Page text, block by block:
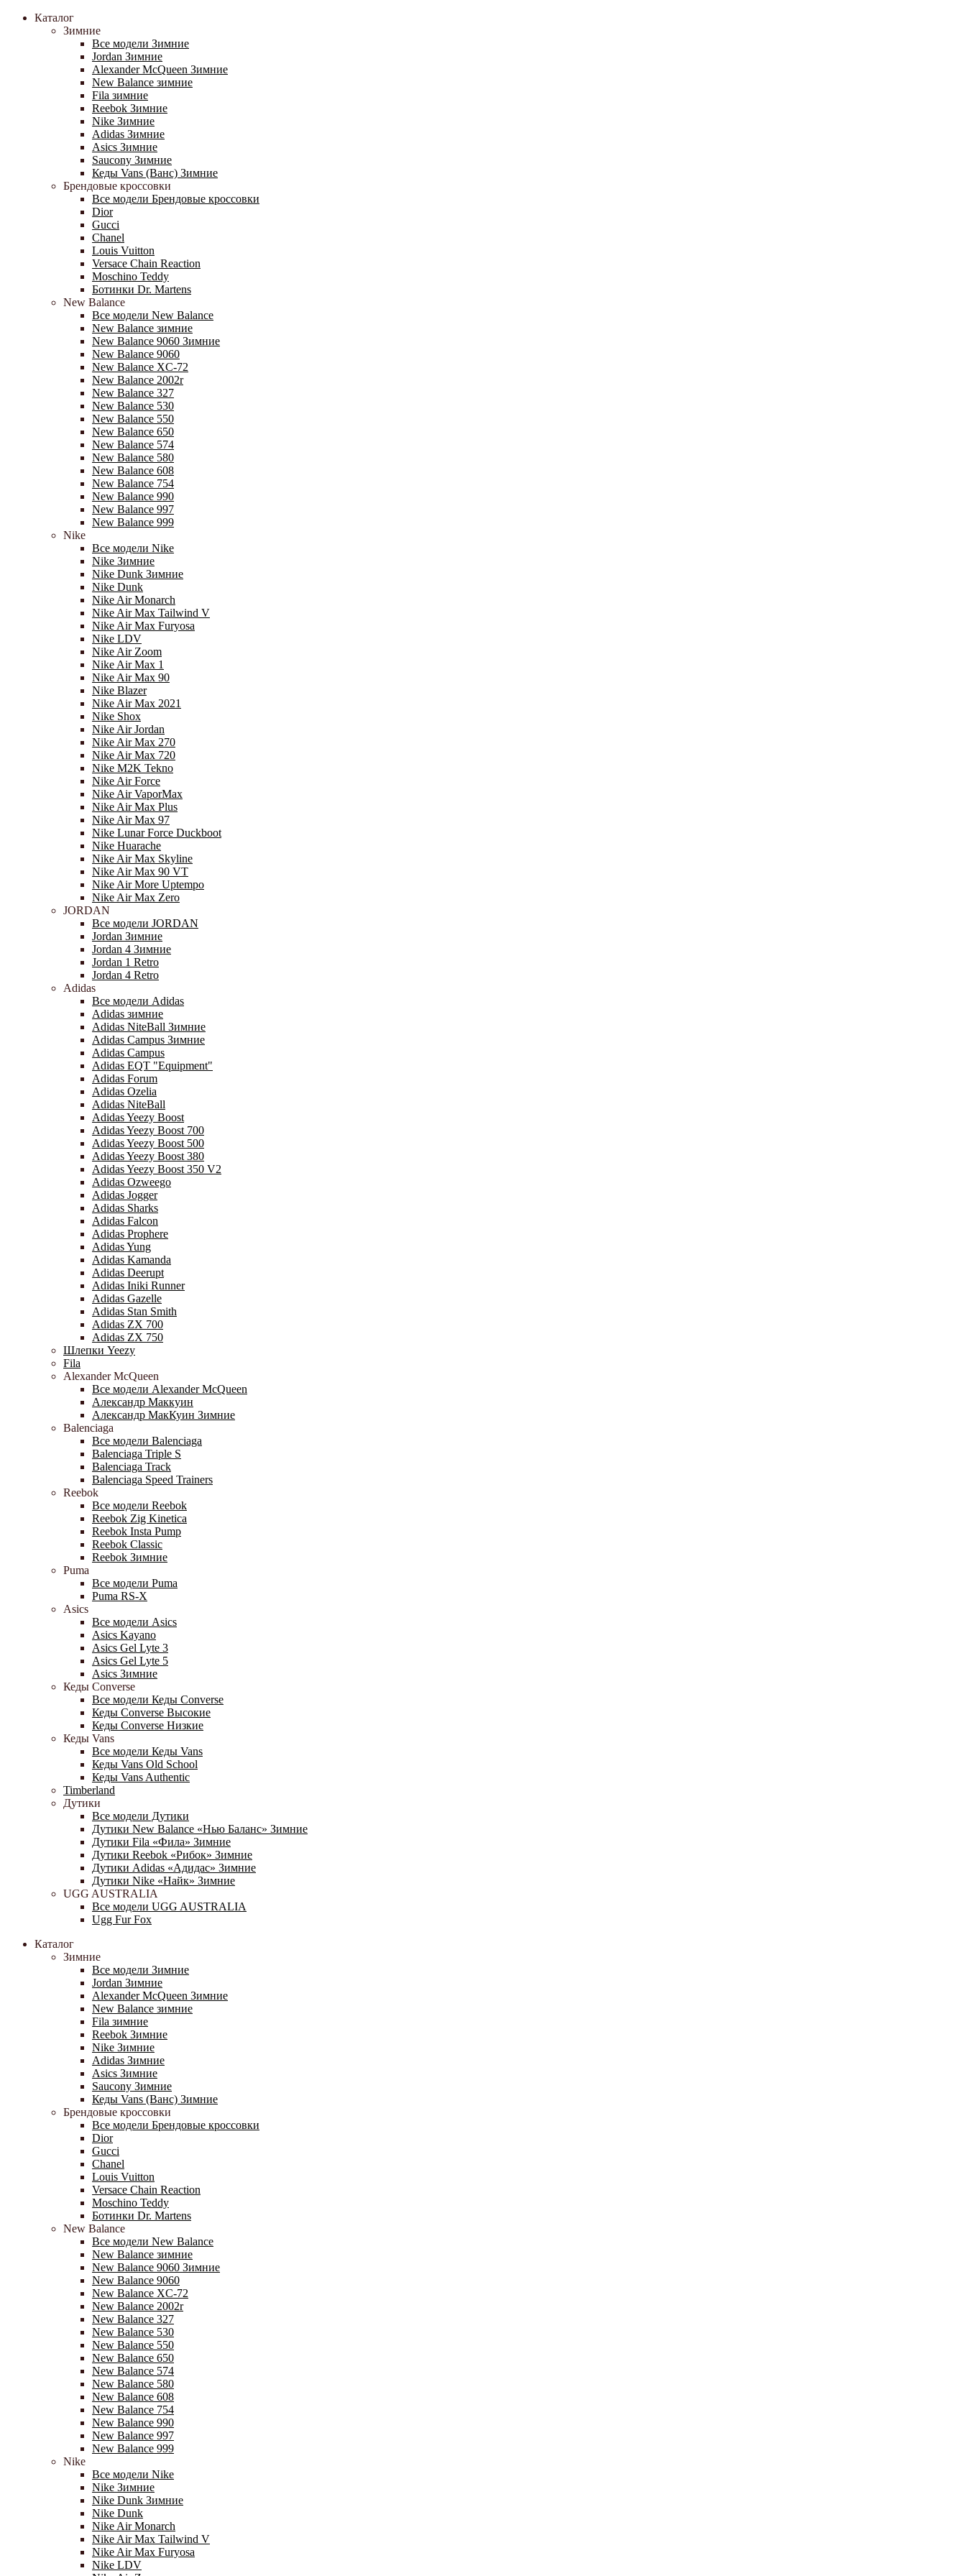
Каталог
Зимние
Все модели Зимние
Jordan Зимние
Alexander McQueen Зимние
New Balance зимние
Fila зимние
Reebok Зимние
Nike Зимние
Adidas Зимние
Asics Зимние
Saucony Зимние
Кеды Vans (Ванс) Зимние
Брендовые кроссовки
Все модели Брендовые кроссовки
Dior
Gucci
Chanel
Louis Vuitton
Versace Chain Reaction
Moschino Teddy
Ботинки Dr. Martens
New Balance
Все модели New Balance
New Balance зимние
New Balance 9060 Зимние
New Balance 9060
New Balance XC-72
New Balance 2002r
New Balance 327
New Balance 530
New Balance 550
New Balance 650
New Balance 574
New Balance 580
New Balance 608
New Balance 754
New Balance 990
New Balance 997
New Balance 999
Nike
Все модели Nike
Nike Зимние
Nike Dunk Зимние
Nike Dunk
Nike Air Monarch
Nike Air Max Tailwind V
Nike Air Max Furyosa
Nike LDV
Nike Air Zoom
Nike Air Max 1
Nike Air Max 90
Nike Blazer
Nike Air Max 2021
Nike Shox
Nike Air Jordan
Nike Air Max 270
Nike Air Max 720
Nike M2K Tekno
Nike Air Force
Nike Air VaporMax
Nike Air Max Plus
Nike Air Max 97
Nike Lunar Force Duckboot
Nike Huarache
Nike Air Max Skyline
Nike Air Max 90 VT
Nike Air More Uptempo
Nike Air Max Zero
JORDAN
Все модели JORDAN
Jordan Зимние
Jordan 4 Зимние
Jordan 1 Retro
Jordan 4 Retro
Adidas
Все модели Adidas
Adidas зимние
Adidas NiteBall Зимние
Adidas Campus Зимние
Adidas Campus
Adidas EQT "Equipment"
Adidas Forum
Adidas Ozelia
Adidas NiteBall
Adidas Yeezy Boost
Adidas Yeezy Boost 700
Adidas Yeezy Boost 500
Adidas Yeezy Boost 380
Adidas Yeezy Boost 350 V2
Adidas Ozweego
Adidas Jogger
Adidas Sharks
Adidas Falcon
Adidas Prophere
Adidas Yung
Adidas Kamanda
Adidas Deerupt
Adidas Iniki Runner
Adidas Gazelle
Adidas Stan Smith
Adidas ZX 700
Adidas ZX 750
Шлепки Yeezy
Fila
Alexander McQueen
Все модели Alexander McQueen
Александр Маккуин
Александр МакКуин Зимние
Balenciaga
Все модели Balenciaga
Balenciaga Triple S
Balenciaga Track
Balenciaga Speed Trainers
Reebok
Все модели Reebok
Reebok Zig Kinetica
Reebok Insta Pump
Reebok Classic
Reebok Зимние
Puma
Все модели Puma
Puma RS-X
Asics
Все модели Asics
Asics Kayano
Asics Gel Lyte 3
Asics Gel Lyte 5
Asics Зимние
Кеды Converse
Все модели Кеды Converse
Кеды Converse Высокие
Кеды Converse Низкие
Кеды Vans
Все модели Кеды Vans
Кеды Vans Old School
Кеды Vans Authentic
Timberland
Дутики
Все модели Дутики
Дутики New Balance «Нью Баланс» Зимние
Дутики Fila «Фила» Зимние
Дутики Reebok «Рибок» Зимние
Дутики Adidas «Адидас» Зимние
Дутики Nike «Найк» Зимние
UGG AUSTRALIA
Все модели UGG AUSTRALIA
Ugg Fur Fox
Каталог
Зимние
Все модели Зимние
Jordan Зимние
Alexander McQueen Зимние
New Balance зимние
Fila зимние
Reebok Зимние
Nike Зимние
Adidas Зимние
Asics Зимние
Saucony Зимние
Кеды Vans (Ванс) Зимние
Брендовые кроссовки
Все модели Брендовые кроссовки
Dior
Gucci
Chanel
Louis Vuitton
Versace Chain Reaction
Moschino Teddy
Ботинки Dr. Martens
New Balance
Все модели New Balance
New Balance зимние
New Balance 9060 Зимние
New Balance 9060
New Balance XC-72
New Balance 2002r
New Balance 327
New Balance 530
New Balance 550
New Balance 650
New Balance 574
New Balance 580
New Balance 608
New Balance 754
New Balance 990
New Balance 997
New Balance 999
Nike
Все модели Nike
Nike Зимние
Nike Dunk Зимние
Nike Dunk
Nike Air Monarch
Nike Air Max Tailwind V
Nike Air Max Furyosa
Nike LDV